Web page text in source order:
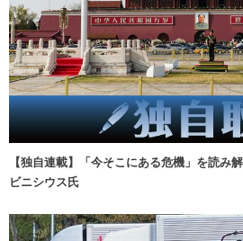
【独自連載】「今そこにある危機」を読み
ビニシウス氏